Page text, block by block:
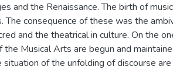
and the Renaissance. The birth of
consequence of these was the
and the theatrical in culture. On the
Musical Arts are begun and
of the unfolding of discourse